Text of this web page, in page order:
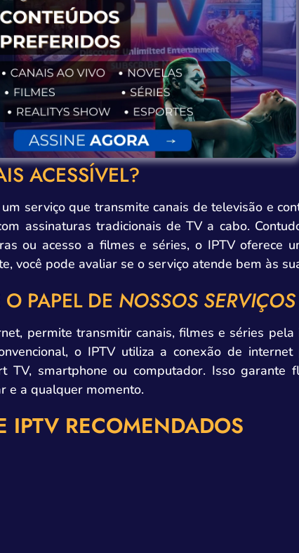
ACESSÍVEL?
serviço que transmite canais de televisão e
assinaturas tradicionais de TV a cabo.
ou acesso a filmes e séries, o IPTV oferece
você pode avaliar se o serviço atende bem às
PAPEL DE NOSSOS SERVIÇOS
permite transmitir canais, filmes e séries
o IPTV utiliza a conexão de
TV, smartphone ou computador. Isso garante
e a qualquer momento.
IPTV RECOMENDADOS